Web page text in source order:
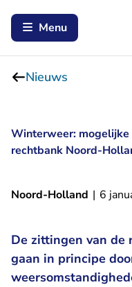
Menu
Nieuws
Winterweer:
rechtbank Noord-
Noord-Holland | 6
De zittingen van de
gaan in principe